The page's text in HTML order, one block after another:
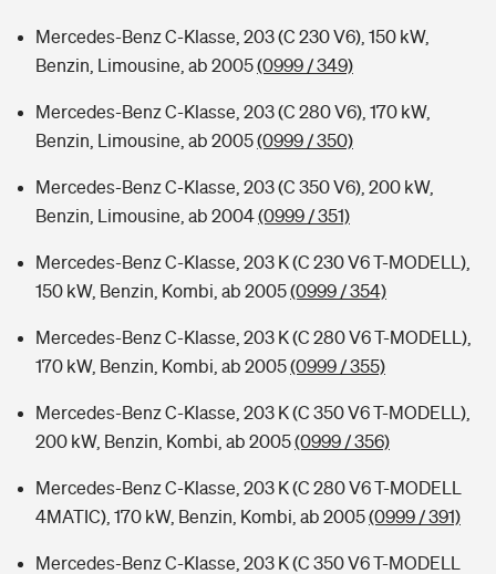
Mercedes-Benz C-Klasse, 203 (C 230 V6), 150 kW,
Benzin, Limousine, ab 2005(0999 / 349)
Mercedes-Benz C-Klasse, 203 (C 280 V6), 170 kW,
Benzin, Limousine, ab 2005(0999 / 350)
Mercedes-Benz C-Klasse, 203 (C 350 V6), 200 kW,
Benzin, Limousine, ab 2004(0999 / 351)
Mercedes-Benz C-Klasse, 203 K (C 230 V6 T-MODELL),
150 kW, Benzin, Kombi, ab 2005(0999 / 354)
Mercedes-Benz C-Klasse, 203 K (C 280 V6 T-MODELL),
170 kW, Benzin, Kombi, ab 2005(0999 / 355)
Mercedes-Benz C-Klasse, 203 K (C 350 V6 T-MODELL),
200 kW, Benzin, Kombi, ab 2005(0999 / 356)
Mercedes-Benz C-Klasse, 203 K (C 280 V6 T-MODELL
4MATIC), 170 kW, Benzin, Kombi, ab 2005(0999 / 391)
Mercedes-Benz C-Klasse, 203 K (C 350 V6 T-MODELL